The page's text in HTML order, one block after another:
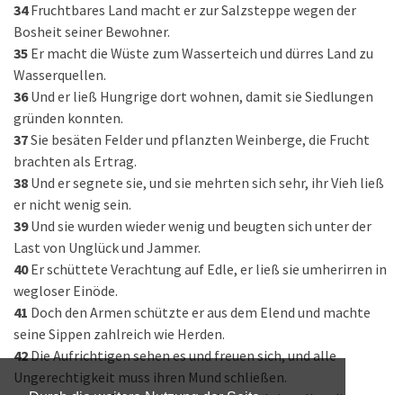
34 Fruchtbares Land macht er zur Salzsteppe wegen der
Bosheit seiner Bewohner.
35 Er macht die Wüste zum Wasserteich und dürres Land zu
Wasserquellen.
36 Und er ließ Hungrige dort wohnen, damit sie Siedlungen
gründen konnten.
37Sie besäten Felder und pflanzten Weinberge, die Frucht
brachten als Ertrag.
38 Und er segnete sie, und sie mehrten sich sehr, ihr Vieh ließ
er nicht wenig sein.
39 Und sie wurden wieder wenig und beugten sich unter der
Last von Unglück und Jammer.
40 Er schüttete Verachtung auf Edle, er ließ sie umherirren in
wegloser Einöde.
41 Doch den Armen schützte er aus dem Elend und machte
seine Sippen zahlreich wie Herden.
42Die Aufrichtigen sehen es und freuen sich, und alle
Ungerechtigkeit muss ihren Mund schließen.